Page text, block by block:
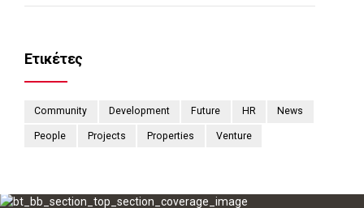
Ετικέτες
Community Development Future HR News
People Projects Properties Venture